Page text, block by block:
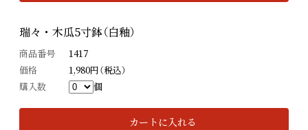
瑞々・木瓜5寸鉢（白釉）
商品番号
1417
価格
1,980円（税込）
購入数
個
カートに入れる